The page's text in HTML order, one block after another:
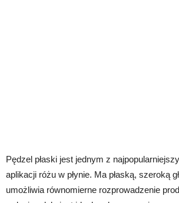
Pędzel płaski jest jednym z
aplikacji różu w płynie. Ma płaską, szeroką
umożliwia równomierne rozprowadzenie